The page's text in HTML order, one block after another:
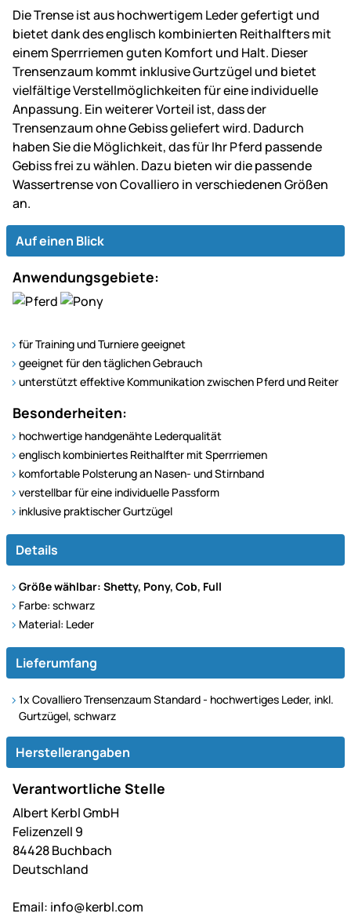
Die Trense ist aus hochwertigem Leder gefertigt und
bietet dank des englisch kombinierten Reithalfters mit
einem Sperrriemen guten Komfort und Halt. Dieser
Trensenzaum kommt inklusive Gurtzügel und bietet
vielfältige Verstellmöglichkeiten für eine individuelle
Anpassung. Ein weiterer Vorteil ist, dass der
Trensenzaum ohne Gebiss geliefert wird. Dadurch
haben Sie die Möglichkeit, das für Ihr Pferd passende
Gebiss frei zu wählen. Dazu bieten wir die passende
Wassertrense von Covalliero in verschiedenen Größen
an.
Auf einen Blick
Anwendungsgebiete:
für Training und Turniere geeignet
geeignet für den täglichen Gebrauch
unterstützt effektive Kommunikation zwischen Pferd und Reiter
Besonderheiten:
hochwertige handgenähte Lederqualität
englisch kombiniertes Reithalfter mit Sperrriemen
komfortable Polsterung an Nasen- und Stirnband
verstellbar für eine individuelle Passform
inklusive praktischer Gurtzügel
Details
Größe wählbar: Shetty, Pony, Cob, Full
Farbe: schwarz
Material: Leder
Lieferumfang
1x Covalliero Trensenzaum Standard - hochwertiges Leder, inkl.
Gurtzügel, schwarz
Herstellerangaben
Verantwortliche Stelle
Albert Kerbl GmbH
Felizenzell 9
84428 Buchbach
Deutschland
Email: info@kerbl.com